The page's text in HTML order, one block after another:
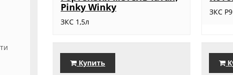
Pinky Winky
ЗКС 1,5л
Купить
ЗКС Р9